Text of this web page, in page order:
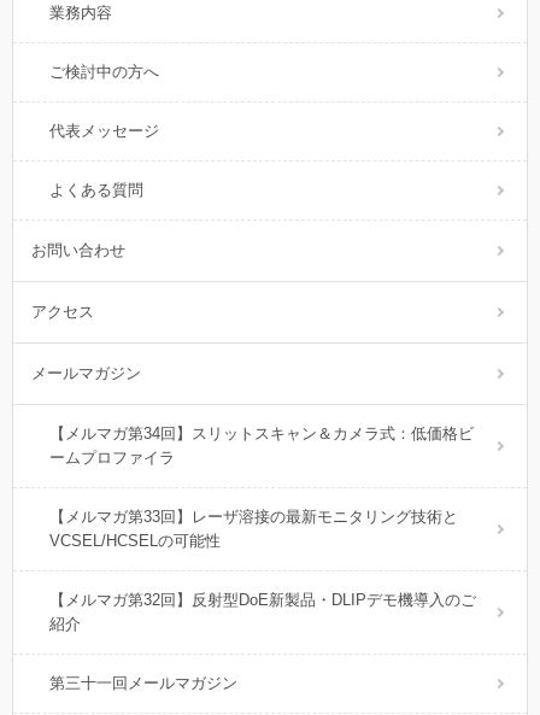
業務内容
ご検討中の方へ
代表メッセージ
よくある質問
お問い合わせ
アクセス
メールマガジン
【メルマガ第34回】スリットスキャン＆カメラ式：低価格ビ
ームプロファイラ
【メルマガ第33回】レーザ溶接の最新モニタリング技術と
VCSEL/HCSELの可能性
【メルマガ第32回】反射型DoE新製品・DLIPデモ機導入のご
紹介
第三十一回メールマガジン